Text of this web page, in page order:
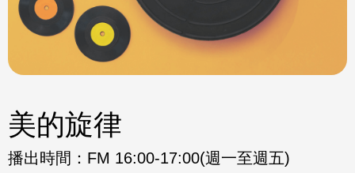
美的旋律
播出時間： FM 16:00-17:00(週一至週五)